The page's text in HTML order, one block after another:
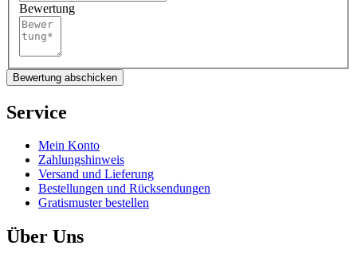
Bewertung
Bewertung abschicken
Service
Mein Konto
Zahlungshinweis
Versand und Lieferung
Bestellungen und Rücksendungen
Gratismuster bestellen
Über Uns